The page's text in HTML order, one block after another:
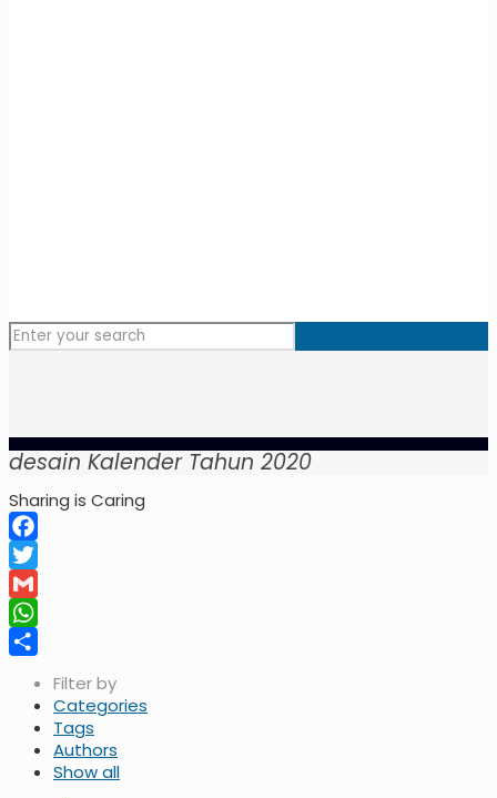
desain Kalender Tahun 2020
Sharing is Caring
Facebook
Twitter
Gmail
WhatsApp
Filter by
Categories
Tags
Authors
Show all